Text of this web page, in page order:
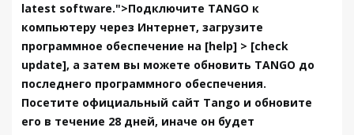
latest software.">Подключите TANGO к
компьютеру через Интернет, загрузите
программное обеспечение на [help] > [check
update], а затем вы можете обновить TANGO до
последнего программного обеспечения.
Посетите официальный сайт Tango и обновите
его в течение 28 дней, иначе он будет